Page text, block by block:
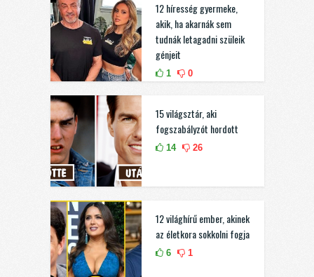
12 híresség gyermeke,
akik, ha akarnák sem
tudnák letagadni szüleik
génjeit
1 0
15 világsztár, aki
fogszabályzót hordott
14 26
12 világhírű ember, akinek
az életkora sokkolni fogja
6 1